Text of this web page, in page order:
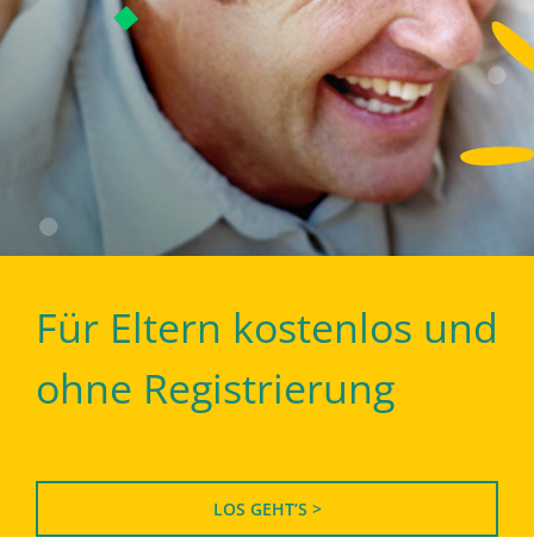
Für Eltern kostenlos und
ohne Registrierung
LOS GEHT’S >